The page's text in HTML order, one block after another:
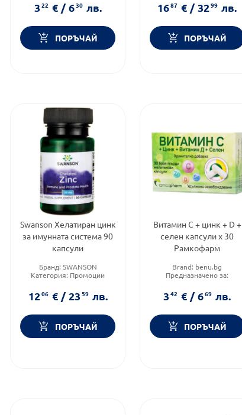
Форма на продукта:
322 € / 630 лв.
ПОРЪЧАЙ
възрастни
Форма на продукта:
капсули
1687 € / 3299 лв.
ПОРЪЧАЙ
Swanson Хелатиран цинк
за имунната система 90
капсули
Бранд: SWANSON
Категория: Промоции
1206 € / 2359 лв.
ПОРЪЧАЙ
Витамин С + цинк + D +
селен капсули х 30
Рамкофарм
Brand: benu.bg
Предназначено за:
Форма на продукта:
342 € / 669 лв.
ПОРЪЧАЙ